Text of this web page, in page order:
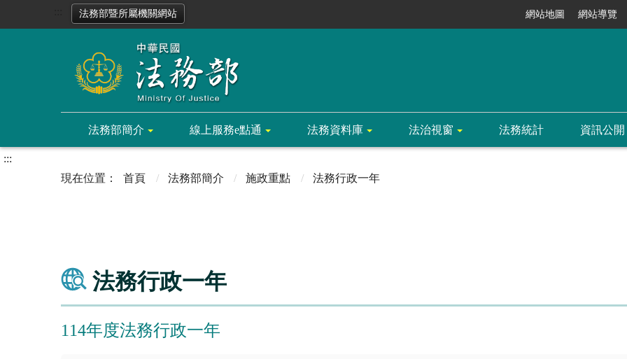
法務部暨所屬機關網站 網站地圖 網站導覽
法務部簡介 線上服務e點通 法務資料庫 法治視窗 法務統計 資訊公開
:::
首頁
法務部簡介 施政重點 法務行政一年
法務行政一年
114年度法務行政一年